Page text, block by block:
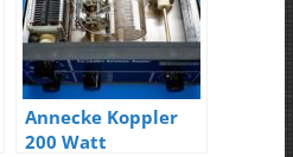
Annecke Koppler
200 Watt